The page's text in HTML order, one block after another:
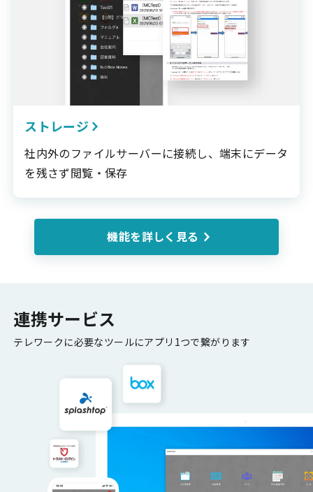
ストレージ
社内外のファイルサーバーに接続し、端末にデータ
を残さず閲覧・保存
機能を詳しく見る
連携サービス
テレワークに必要なツールにアプリ1つで繋がります